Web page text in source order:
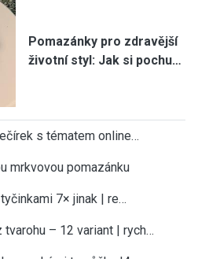
Pomazánky pro zdravější
životní styl: Jak si pochu…
s tématem online…
mrkvovou pomazánku
7× jinak | re…
– 12 variant | rych…